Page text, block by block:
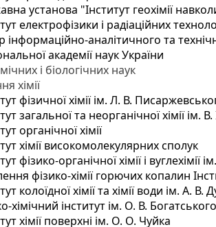
установа "Інститут геохімії
електрофізики і радіаційних
інформаційно-аналітичного та
академії наук України
і біологічних наук
хімії
фізичної хімії ім. Л. В.
загальної та неорганічної хімії ім.
органічної хімії
хімії високомолекулярних сполук
фізико-органічної хімії і
фізико-хімії горючих копалин
колоїдної хімії та хімії води ім. А.
хімічний інститут ім. О. В.
хімії поверхні ім. О. О. Чуйка